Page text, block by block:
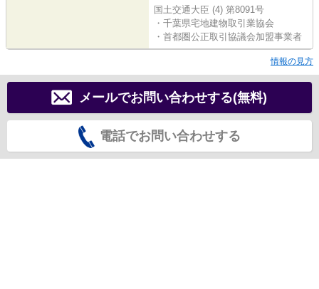
国土交通大臣 (4) 第8091号
・千葉県宅地建物取引業協会
・首都圏公正取引協議会加盟事業者
情報の見方
メールでお問い合わせする(無料)
電話でお問い合わせする